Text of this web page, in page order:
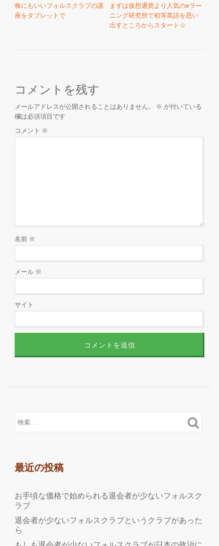
株にもいいフォルスクラブの講
座をタブレットで
まずは仮想通貨より人気のeラー
ニング研究所で初等英語を思い
出すところからスタート☆
コメントを残す
メールアドレスが公開されることはありません。 ※ が付いている
欄は必須項目です
コメント ※
名前 ※
メール ※
サイト
最近の投稿
お手頃な価格で始められる退会者が少ないフォルスク
ラブ
退会者が少ないフォルスクラブというクラブがあった
ら